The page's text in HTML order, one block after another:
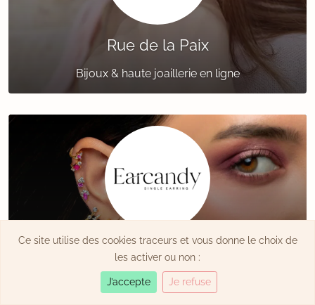
Rue de la Paix
Bijoux & haute joaillerie en ligne
Earcandy
Boucles d'oreilles espagnoles
Ce site utilise des cookies traceurs et vous donne le choix de
les activer ou non :
J’accepte Je refuse